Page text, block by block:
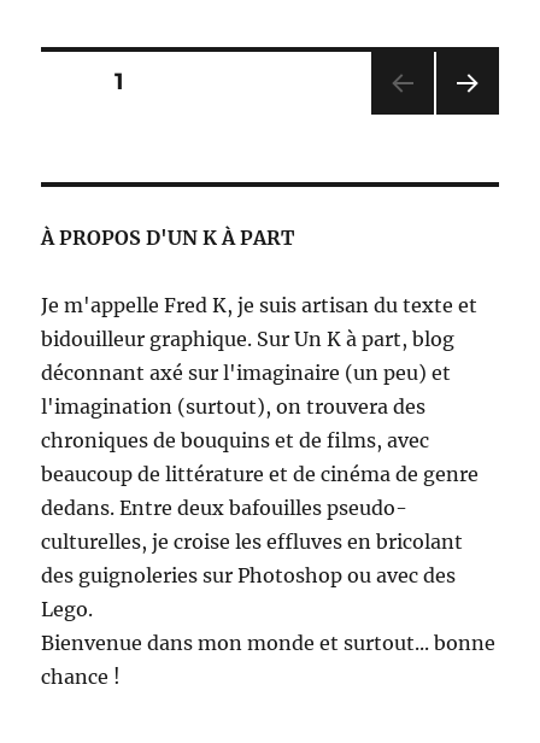
2020
Pagination
publications
PAGE1
ANT
À PROPOS D'UN K À PART
Je m'appelle Fred K, je suis artisan du texte et
bidouilleur graphique. Sur Un K à part, blog
déconnant axé sur l'imaginaire (un peu) et
l'imagination (surtout), on trouvera des
chroniques de bouquins et de films, avec
beaucoup de littérature et de cinéma de genre
dedans. Entre deux bafouilles pseudo-
culturelles, je croise les effluves en bricolant
des guignoleries sur Photoshop ou avec des
Lego.
Bienvenue dans mon monde et surtout... bonne
chance !